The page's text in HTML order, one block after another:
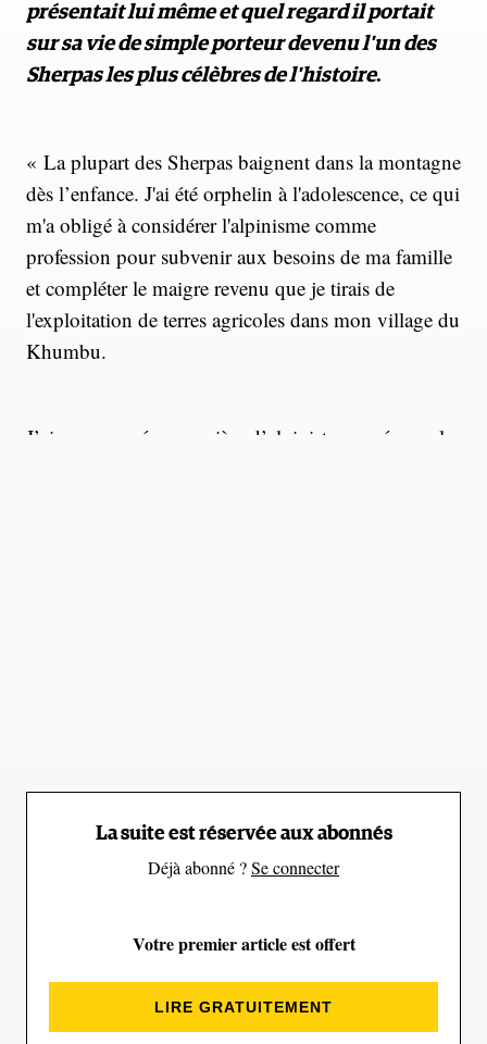
présentait lui même et quel regard il portait
sur sa vie de simple porteur devenu l'un des
Sherpas les plus célèbres de l'histoire.
« La plupart des Sherpas baignent dans la montagne
dès l’enfance. J'ai été orphelin à l'adolescence, ce qui
m'a obligé à considérer l'alpinisme comme
profession pour subvenir aux besoins de ma famille
et compléter le maigre revenu que je tirais de
l'exploitation de terres agricoles dans mon village du
Khumbu.
J’ai commencé ma carrière d’alpiniste au crépuscule
porteur sans chaussures ni
autre équipement
La suite est réservée aux abonnés
Déjà abonné ?Se connecter
Votre premier article est offert
LIRE GRATUITEMENT